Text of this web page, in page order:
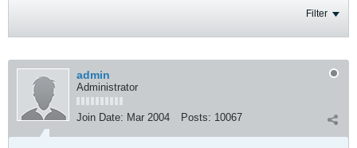
Filter
admin
Administrator
Join Date: Mar 2004 Posts: 10067